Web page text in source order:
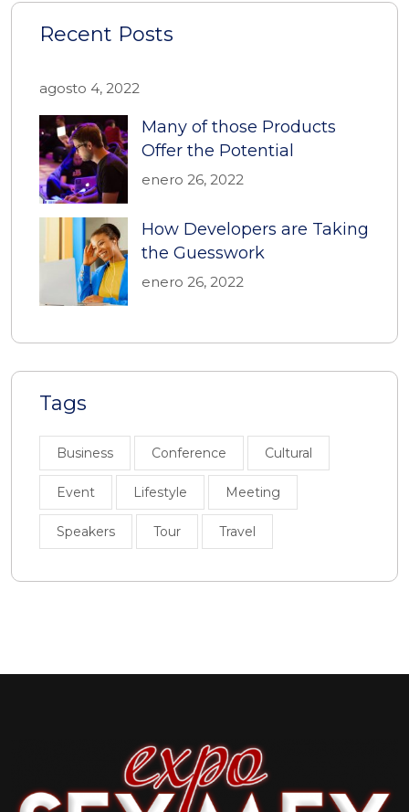
Recent Posts
agosto 4, 2022
Many of those Products
Offer the Potential
enero 26, 2022
How Developers are Taking
the Guesswork
enero 26, 2022
Tags
Business Conference Cultural
Event Lifestyle Meeting
Speakers Tour Travel